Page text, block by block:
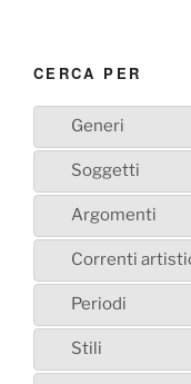
CERCA PER
Generi
Soggetti
Argomenti
Correnti
Periodi
Stili